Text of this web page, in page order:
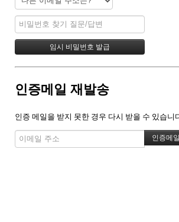
인증메일 재발송
인증 메일을 받지 못한 경우 다시 받을 수 있습니